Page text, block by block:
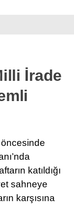
İrade
katıldığı
sahneye
karşısına